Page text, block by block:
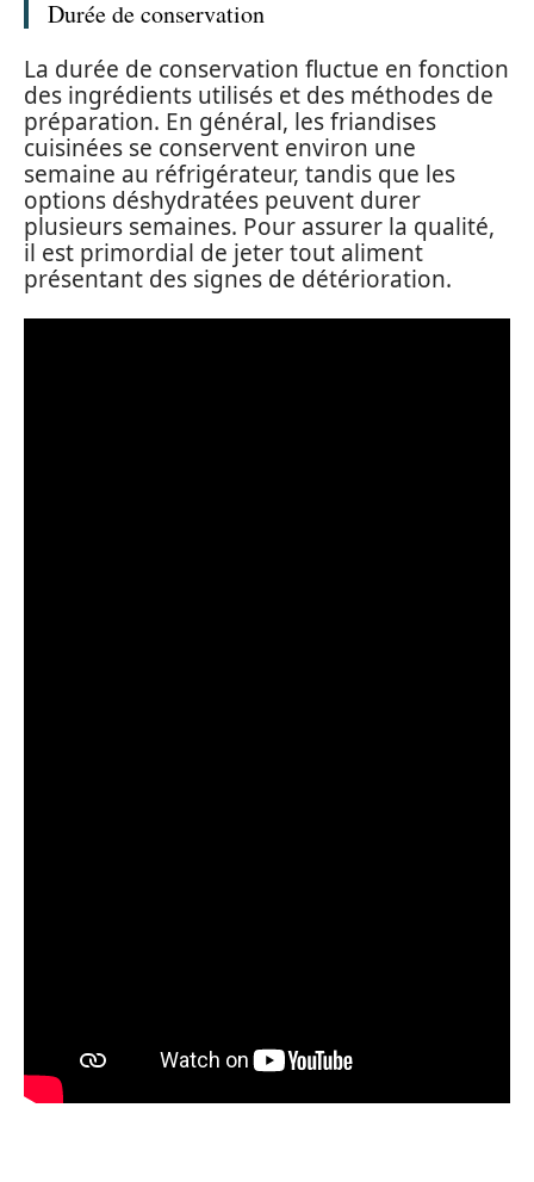
Durée de conservation
La durée de conservation fluctue en fonction
des ingrédients utilisés et des méthodes de
préparation. En général, les friandises
cuisinées se conservent environ une
semaine au réfrigérateur, tandis que les
options déshydratées peuvent durer
plusieurs semaines. Pour assurer la qualité,
il est primordial de jeter tout aliment
présentant des signes de détérioration.